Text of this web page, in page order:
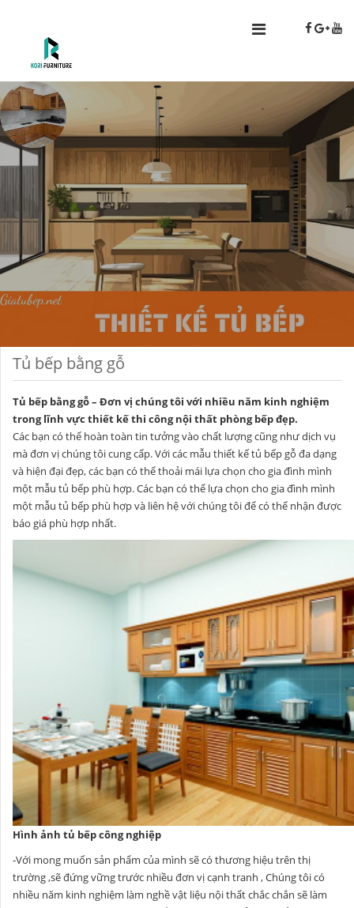
Tủ bếp bằng gỗ
Tủ bếp bằng gỗ – Đơn vị chúng tôi với nhiều năm kinh nghiệm
trong lĩnh vực thiết kế thi công nội thất phòng bếp đẹp.
Các bạn có thể hoàn toàn tin tưởng vào chất lượng cũng như dịch vụ
mà đơn vị chúng tôi cung cấp. Với các mẫu thiết kế tủ bếp gỗ đa dạng
và hiện đại đẹp, các bạn có thể thoải mái lựa chọn cho gia đình mình
một mẫu tủ bếp phù hợp. Các bạn có thể lựa chọn cho gia đình mình
một mẫu tủ bếp phù hợp và liên hệ với chúng tôi để có thể nhận được
báo giá phù hợp nhất.
Hình ảnh tủ bếp công nghiệp
-Với mong muốn sản phẩm của mình sẽ có thương hiệu trên thị
trường ,sẽ đứng vững trước nhiều đơn vị cạnh tranh , Chúng tôi có
nhiều năm kinh nghiệm làm nghề vật liệu nội thất chắc chắn sẽ làm